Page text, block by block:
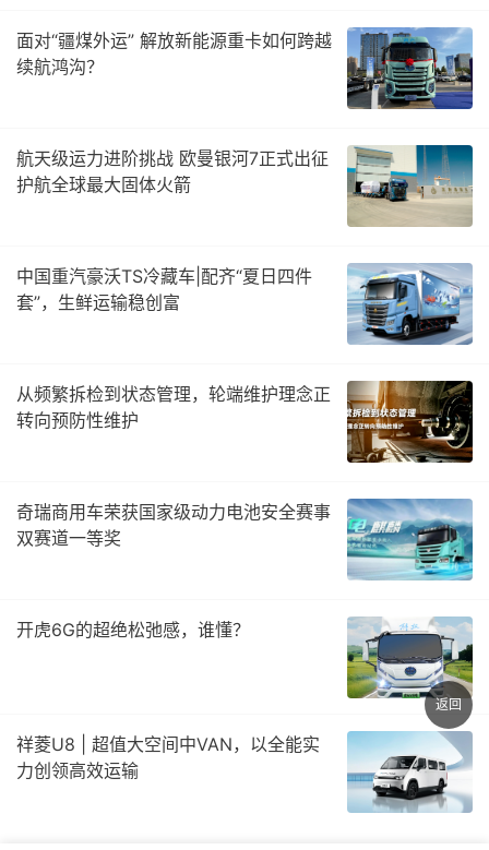
面对“疆煤外运” 解放新能源重卡如何跨越
续航鸿沟？
航天级运力进阶挑战 欧曼银河7正式出征
护航全球最大固体火箭
中国重汽豪沃TS冷藏车|配齐“夏日四件
套”，生鲜运输稳创富
从频繁拆检到状态管理，轮端维护理念正
转向预防性维护
奇瑞商用车荣获国家级动力电池安全赛事
双赛道一等奖
开虎6G的超绝松弛感，谁懂？
祥菱U8 | 超值大空间中VAN，以全能实
力创领高效运输
返回